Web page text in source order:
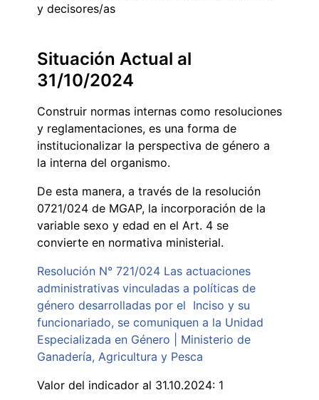
y decisores/as
Situación Actual al
31/10/2024
Construir normas internas como resoluciones
y reglamentaciones, es una forma de
institucionalizar la perspectiva de género a
la interna del organismo.
De esta manera, a través de la resolución
0721/024 de MGAP, la incorporación de la
variable sexo y edad en el Art. 4 se
convierte en normativa ministerial.
Resolución N° 721/024 Las actuaciones
administrativas vinculadas a políticas de
género desarrolladas por el Inciso y su
funcionariado, se comuniquen a la Unidad
Especializada en Género | Ministerio de
Ganadería, Agricultura y Pesca
Valor del indicador al 31.10.2024: 1